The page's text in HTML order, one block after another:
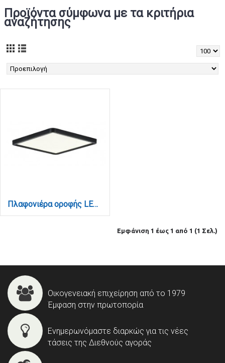
Προϊόντα σύμφωνα με τα κριτήρια
αναζήτησης
Πλαφονιέρα οροφής LED 40W 3CCT (by switch on base) από μαύρο μέταλλο D:50cm (42045-Black)
Εμφάνιση 1 έως 1 από 1 (1 Σελ.)
Οικογενειακή επιχείρηση από το 1979
Έμφαση στην πρωτοπορία
Ενημερωνόμαστε διαρκώς για τις νέες
τάσεις της Διεθνούς αγοράς